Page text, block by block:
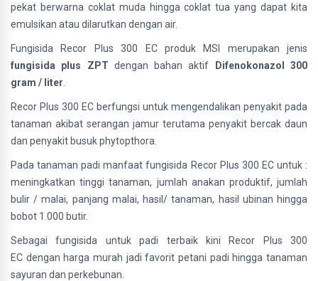
pekat berwarna coklat muda hingga coklat tua yang dapat kita
emulsikan atau dilarutkan dengan air.
Fungisida Recor Plus 300 EC produk MSI merupakan jenis
fungisida plus ZPT dengan bahan aktif
Difenokonazol 300
gram / liter
Recor Plus 300 EC berfungsi untuk mengendalikan penyakit pada
tanaman akibat serangan jamur terutama penyakit bercak daun
dan penyakit busuk phytopthora.
Pada tanaman padi manfaat fungisida Recor Plus 300 EC untuk :
meningkatkan tinggi tanaman, jumlah anakan produktif, jumlah
bulir / malai, panjang malai, hasil/ tanaman, hasil ubinan hingga
bobot 1.000 butir.
Sebagai fungisida untuk padi terbaik kini Recor Plus 300
EC dengan harga murah jadi favorit petani padi hingga tanaman
sayuran dan perkebunan.